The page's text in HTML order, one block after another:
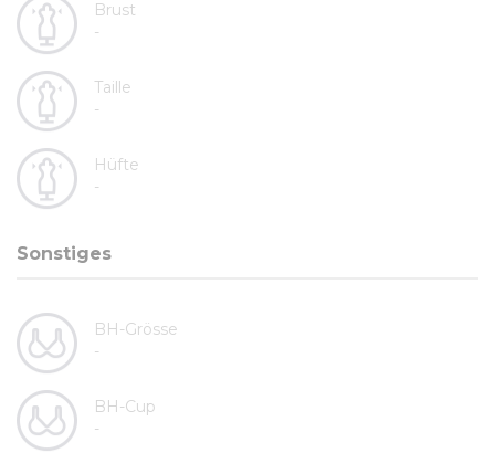
Brust
-
Taille
-
Hüfte
-
Sonstiges
BH-Grösse
-
BH-Cup
-